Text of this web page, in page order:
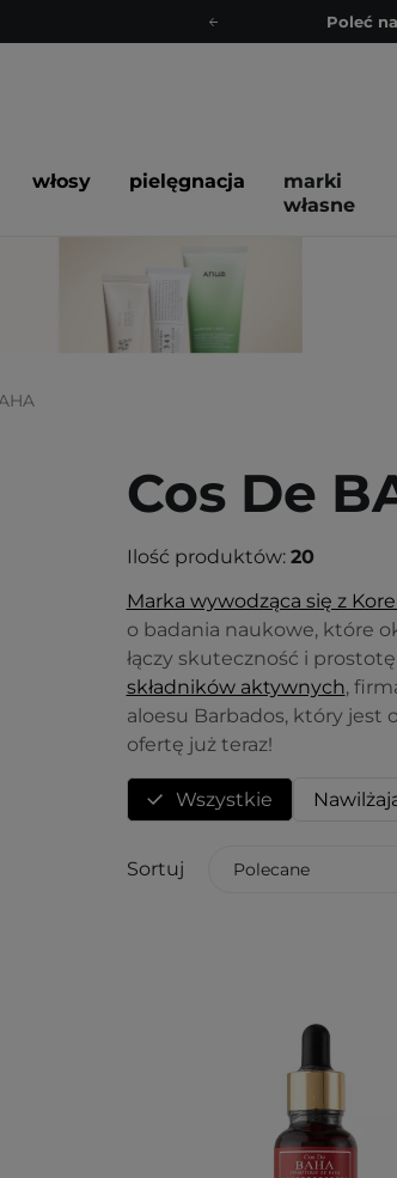
Poleć
Poleć
włosy pielęgnacja
marki
własne
Cos De
Ilość produktów: 20
Marka wywodząca się z
o badania naukowe, które
łączy skuteczność i
składników aktywnych,
aloesu Barbados, który jest
ofertę już teraz!
Wszystkie
Sortuj Polecane